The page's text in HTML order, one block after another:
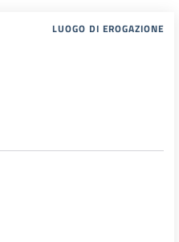
LUOGO DI EROGAZIONE